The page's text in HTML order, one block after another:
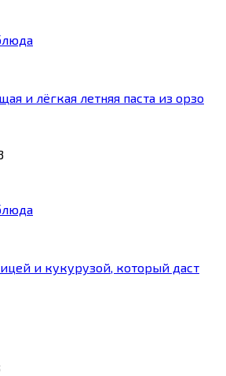
и лёгкая летняя паста из орзо
и кукурузой, который даст